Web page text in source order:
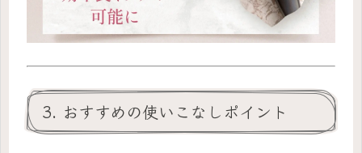
3. おすすめの使いこなしポイント